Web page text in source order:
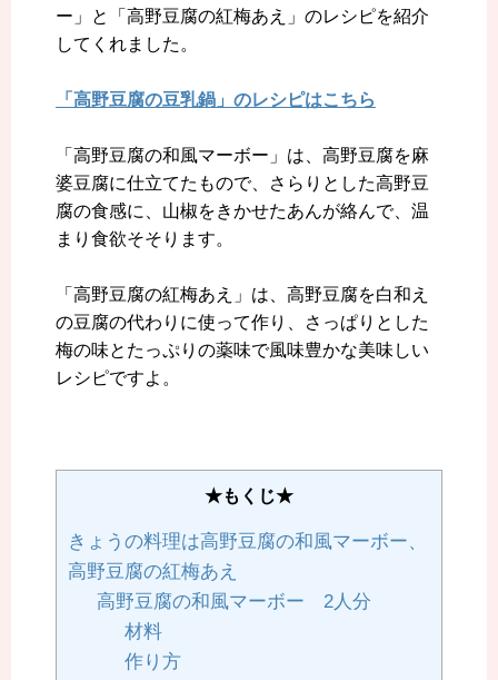
ー」と「高野豆腐の紅梅あえ」のレシピを紹介
してくれました。
「高野豆腐の豆乳鍋」のレシピはこちら
「高野豆腐の和風マーボー」は、高野豆腐を麻
婆豆腐に仕立てたもので、さらりとした高野豆
腐の食感に、山椒をきかせたあんが絡んで、温
まり食欲そそります。
「高野豆腐の紅梅あえ」は、高野豆腐を白和え
の豆腐の代わりに使って作り、さっぱりとした
梅の味とたっぷりの薬味で風味豊かな美味しい
レシピですよ。
★もくじ★
きょうの料理は高野豆腐の和風マーボー、
高野豆腐の紅梅あえ
高野豆腐の和風マーボー 2人分
材料
作り方